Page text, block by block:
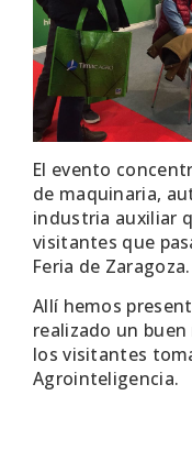
El evento
de maquinaria,
industria auxiliar
visitantes que
Feria de Zaragoza.
Allí hemos
realizado un
los visitantes
Agrointeligencia.